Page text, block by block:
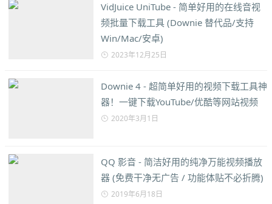
VidJuice UniTube - 简单好用的在线音视
频批量下载工具 (Downie 替代品/支持
Win/Mac/安卓)
2023年12月25日
Downie 4 - 超简单好用的视频下载工具神
器！一键下载YouTube/优酷等网站视频
2020年3月1日
QQ 影音 - 简洁好用的纯净万能视频播放
器 (免费干净无广告 / 功能体贴不必折腾)
2019年6月18日